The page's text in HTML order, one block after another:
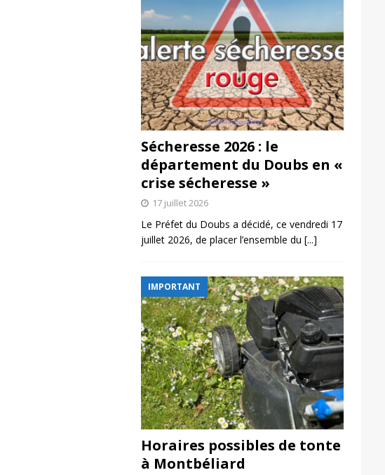
Sécheresse 2026 : le
département du Doubs en «
crise sécheresse »
17 juillet 2026
Le Préfet du Doubs a décidé, ce vendredi 17
juillet 2026, de placer l’ensemble du [...]
IMPORTANT
Horaires possibles de tonte
à Montbéliard